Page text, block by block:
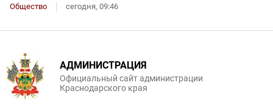
Общество сегодня, 09:46
АДМИНИСТРАЦИЯ
Официальный сайт администрации
Краснодарского края